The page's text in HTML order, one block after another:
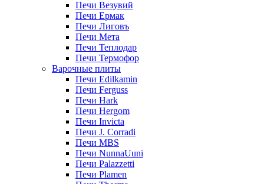
Печи Везувий
Печи Ермак
Печи Лиговъ
Печи Мета
Печи Теплодар
Печи Термофор
Варочные плиты
Печи Edilkamin
Печи Ferguss
Печи Hark
Печи Hergom
Печи Invicta
Печи J. Corradi
Печи MBS
Печи NunnaUuni
Печи Palazzetti
Печи Plamen